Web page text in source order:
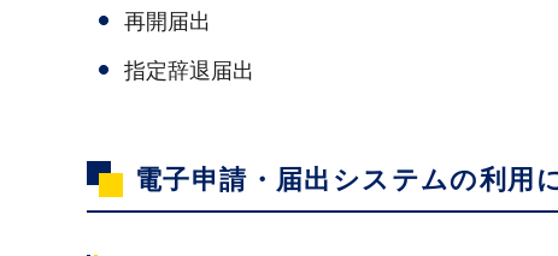
再開届出
指定辞退届出
電子申請・届出システムの利用